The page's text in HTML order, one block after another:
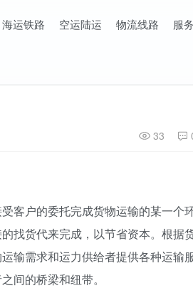
海运铁路 空运陆运 物流线路 服
33
客户的委托完成货物运输的某一个
找货代来完成，以节省资本。根据
输需求和运力供给者提供各种运输
间的桥梁和纽带。